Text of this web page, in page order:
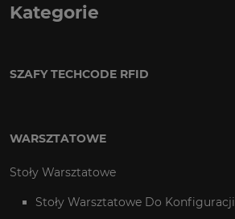
Kategorie
SZAFY TECHCODE RFID
WARSZTATOWE
Stoły Warsztatowe
Stoły Warsztatowe Do Konfiguracji